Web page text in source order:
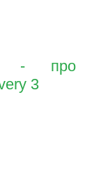
3 - про
3